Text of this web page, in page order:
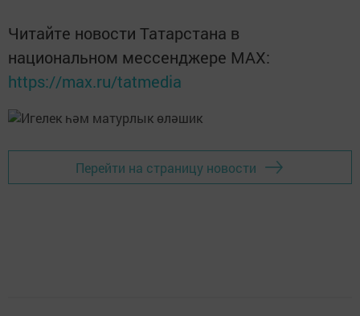
Читайте новости Татарстана в
национальном мессенджере MАХ:
https://max.ru/tatmedia
Перейти на страницу новости